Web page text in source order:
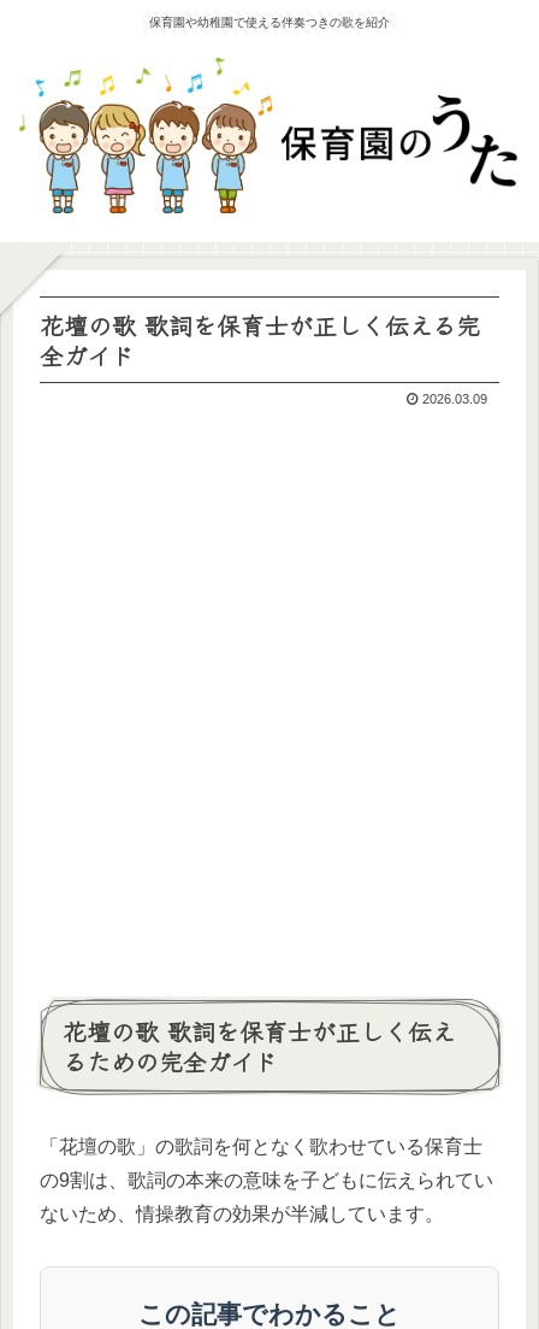
保育園や幼稚園で使える伴奏つきの歌を紹介
花壇の歌 歌詞を保育士が正しく伝える完
全ガイド
2026.03.09
花壇の歌 歌詞を保育士が正しく伝え
るための完全ガイド
「花壇の歌」の歌詞を何となく歌わせている保育士
の9割は、歌詞の本来の意味を子どもに伝えられてい
ないため、情操教育の効果が半減しています。
この記事でわかること